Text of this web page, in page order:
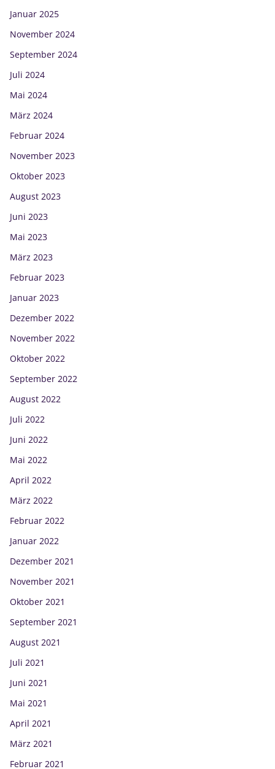
Januar 2025
November 2024
September 2024
Juli 2024
Mai 2024
März 2024
Februar 2024
November 2023
Oktober 2023
August 2023
Juni 2023
Mai 2023
März 2023
Februar 2023
Januar 2023
Dezember 2022
November 2022
Oktober 2022
September 2022
August 2022
Juli 2022
Juni 2022
Mai 2022
April 2022
März 2022
Februar 2022
Januar 2022
Dezember 2021
November 2021
Oktober 2021
September 2021
August 2021
Juli 2021
Juni 2021
Mai 2021
April 2021
März 2021
Februar 2021